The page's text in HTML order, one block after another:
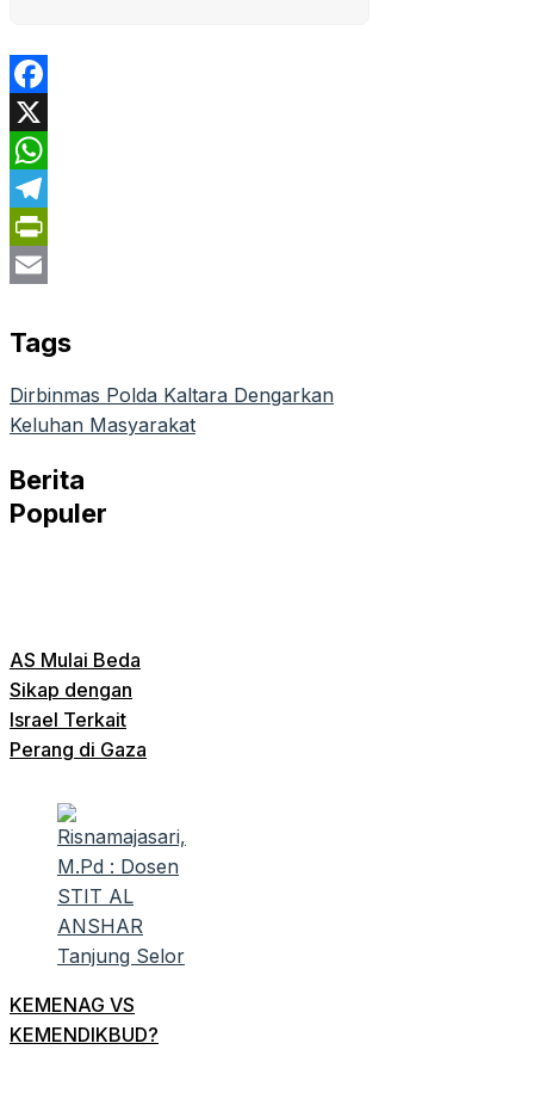
Facebook
X
WhatsApp
Telegram
PrintFriendly
Tags
Dirbinmas Polda Kaltara Dengarkan
Keluhan Masyarakat
Berita
Populer
AS Mulai Beda
Sikap dengan
Israel Terkait
Perang di Gaza
KEMENAG VS
KEMENDIKBUD?